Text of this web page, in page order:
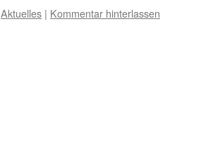
Aktuelles | Kommentar hinterlassen